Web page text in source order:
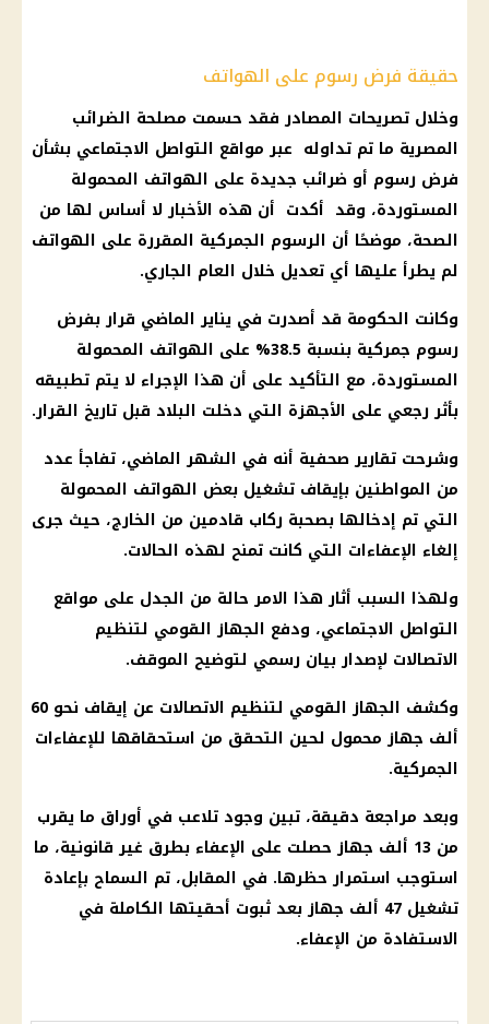
حقيقة فرض رسوم على الهواتف
وخلال تصريحات المصادر فقد حسمت مصلحة الضرائب
المصرية ما تم تداوله عبرمواقع التواصل الاجتماعي بشأن
فرض رسوم أو ضرائب جديدة على الهواتف المحمولة
المستوردة، وقد أكدت أن هذه الأخبار لا أساس لها من
الصحة، موضحًا أن الرسوم الجمركية المقررة على الهواتف
لم يطرأ عليها أي تعديل خلال العام الجاري.
وكانت الحكومة قد أصدرت في يناير الماضي قرار بفرض
رسوم جمركية
بنسبة 38.5% على الهواتف المحمولة
المستوردة، مع التأكيد على أن هذا الإجراء لا يتم تطبيقه
بأثر رجعي على الأجهزة التي دخلت البلاد قبل تاريخ القرار.
وشرحت تقارير صحفية أنه في الشهر الماضي، تفاجأ عدد
من المواطنين بإيقاف تشغيل بعض الهواتف المحمولة
التي تم إدخالها بصحبة ركاب قادمين من الخارج، حيث جرى
إلغاء الإعفاءات التي كانت تمنح لهذه الحالات.
ولهذا السبب أثار هذا الامر حالة من الجدل على مواقع
التواصل الاجتماعي، ودفع الجهاز القومي لتنظيم
الاتصالات لإصدار بيان رسمي لتوضيح الموقف.
وكشف الجهاز القومي لتنظيم الاتصالات عن إيقاف نحو 60
ألف جهاز محمول لحين التحقق من استحقاقها للإعفاءات
الجمركية.
وبعد مراجعة دقيقة، تبين وجود تلاعب في أوراق ما يقرب
من 13 ألف جهاز حصلت على الإعفاء بطرق غير قانونية، ما
استوجب استمرار حظرها. في المقابل، تم السماح بإعادة
تشغيل 47 ألف جهاز بعد ثبوت أحقيتها الكاملة في
الاستفادة من الإعفاء.